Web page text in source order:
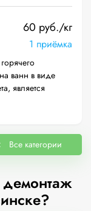
60 руб./кг
1 приёмка
ванн в виде
является
Все категории